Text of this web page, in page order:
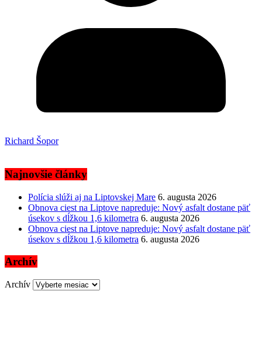
Richard Šopor
Najnovšie články
Polícia slúži aj na Liptovskej Mare 6. augusta 2026
Obnova ciest na Liptove napreduje: Nový asfalt dostane päť
úsekov s dĺžkou 1,6 kilometra 6. augusta 2026
Obnova ciest na Liptove napreduje: Nový asfalt dostane päť
úsekov s dĺžkou 1,6 kilometra 6. augusta 2026
Archív
Archív